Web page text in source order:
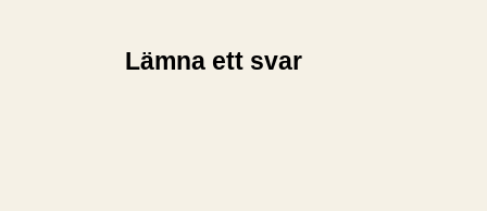
Lämna ett svar